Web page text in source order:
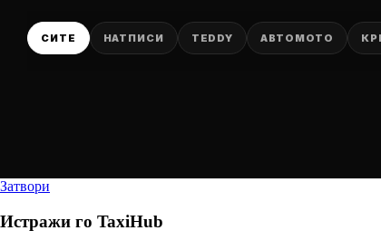
СИТЕ НАТПИСИ TEDDY АВТОМОТО
Затвори
Истражи го TaxiHub